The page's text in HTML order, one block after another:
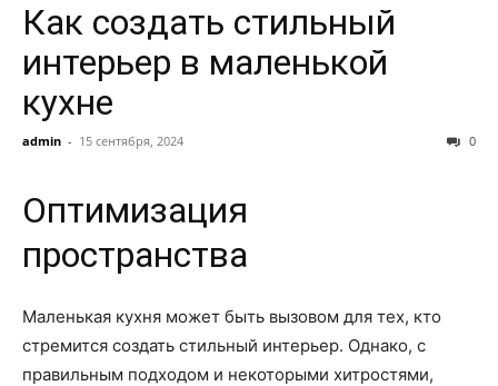
Как создать стильный
интерьер в маленькой
кухне
admin - 15 сентября, 2024 0
Оптимизация
пространства
Маленькая кухня может быть вызовом для тех, кто
стремится создать стильный интерьер. Однако, с
правильным подходом и некоторыми хитростями,